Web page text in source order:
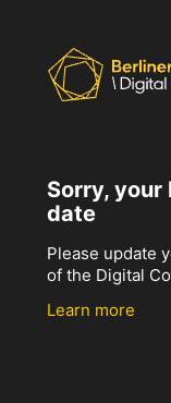
Sorry,
date
Please update
of the Digital
Learn more